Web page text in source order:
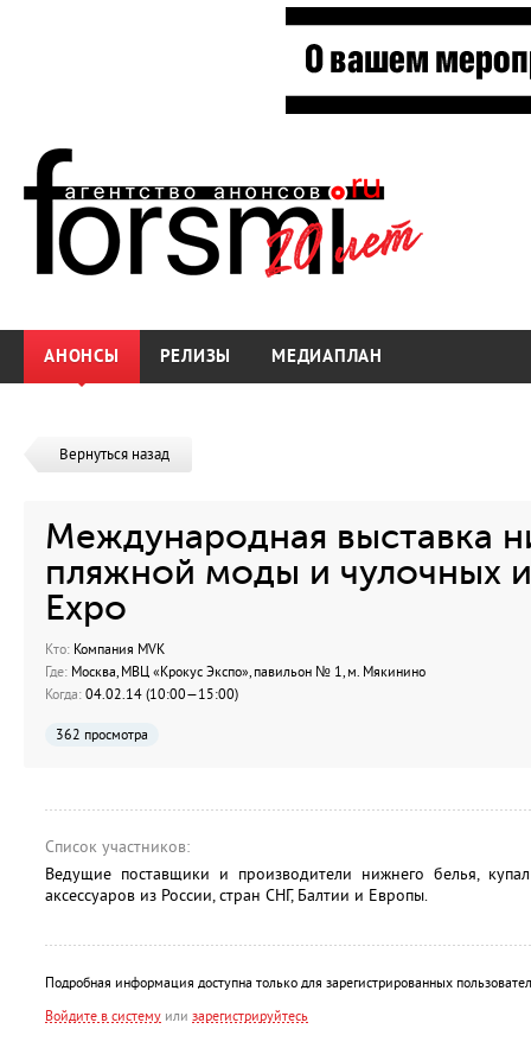
АНОНСЫ РЕЛИЗЫ МЕДИАПЛАН
Вернуться назад
Международная выставка
пляжной моды и чулочных
Expo
Кто: Компания MVK
Где: Москва, МВЦ «Крокус Экспо», павильон № 1, м. Мякинино
Когда: 04.02.14 (10:00—15:00)
362 просмотра
Список участников:
Ведущие поставщики и производители нижнего белья,
аксессуаров из России, стран СНГ, Балтии и Европы.
Подробная информация доступна только для зарегистрированных
Войдите в систему или зарегистрируйтесь